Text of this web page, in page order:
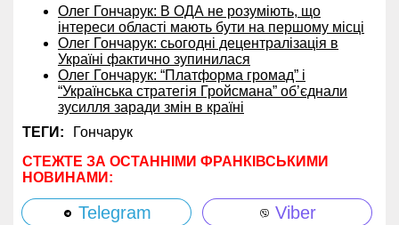
Олег Гончарук: В ОДА не розуміють, що
інтереси області мають бути на першому місці
Олег Гончарук: сьогодні децентралізація в
Україні фактично зупинилася
Олег Гончарук: “Платформа громад” і
“Українська стратегія Гройсмана” об’єднали
зусилля заради змін в країні
ТЕГИ:
Гончарук
СТЕЖТЕ ЗА ОСТАННІМИ ФРАНКІВСЬКИМИ
НОВИНАМИ:
Telegram
Viber